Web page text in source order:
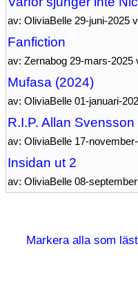
av: OliviaBelle 29-juni-2025
Fanfiction
av: Zernabog 29-mars-2025
Mufasa (2024)
av: OliviaBelle 01-januari-
R.I.P. Allan Svensson
av: OliviaBelle 17-
Insidan ut 2
av: OliviaBelle 08-
Markera alla som